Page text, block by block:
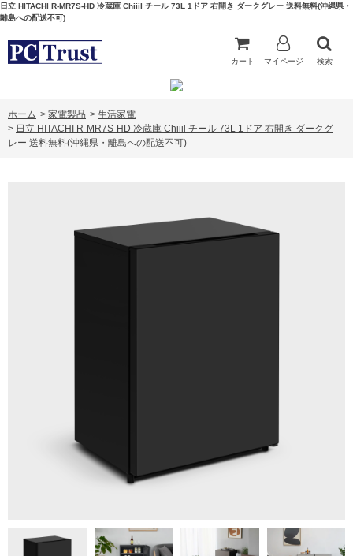
日立 HITACHI R-MR7S-HD 冷蔵庫 Chiiil チール 73L 1ドア 右開き ダークグレー 送料無料(沖縄県・
離島への配送不可)
カート マイページ 検索
ホーム > 家電製品 > 生活家電
> 日立 HITACHI R-MR7S-HD 冷蔵庫 Chiiil チール 73L 1ドア 右開き ダークグ
レー 送料無料(沖縄県・離島への配送不可)